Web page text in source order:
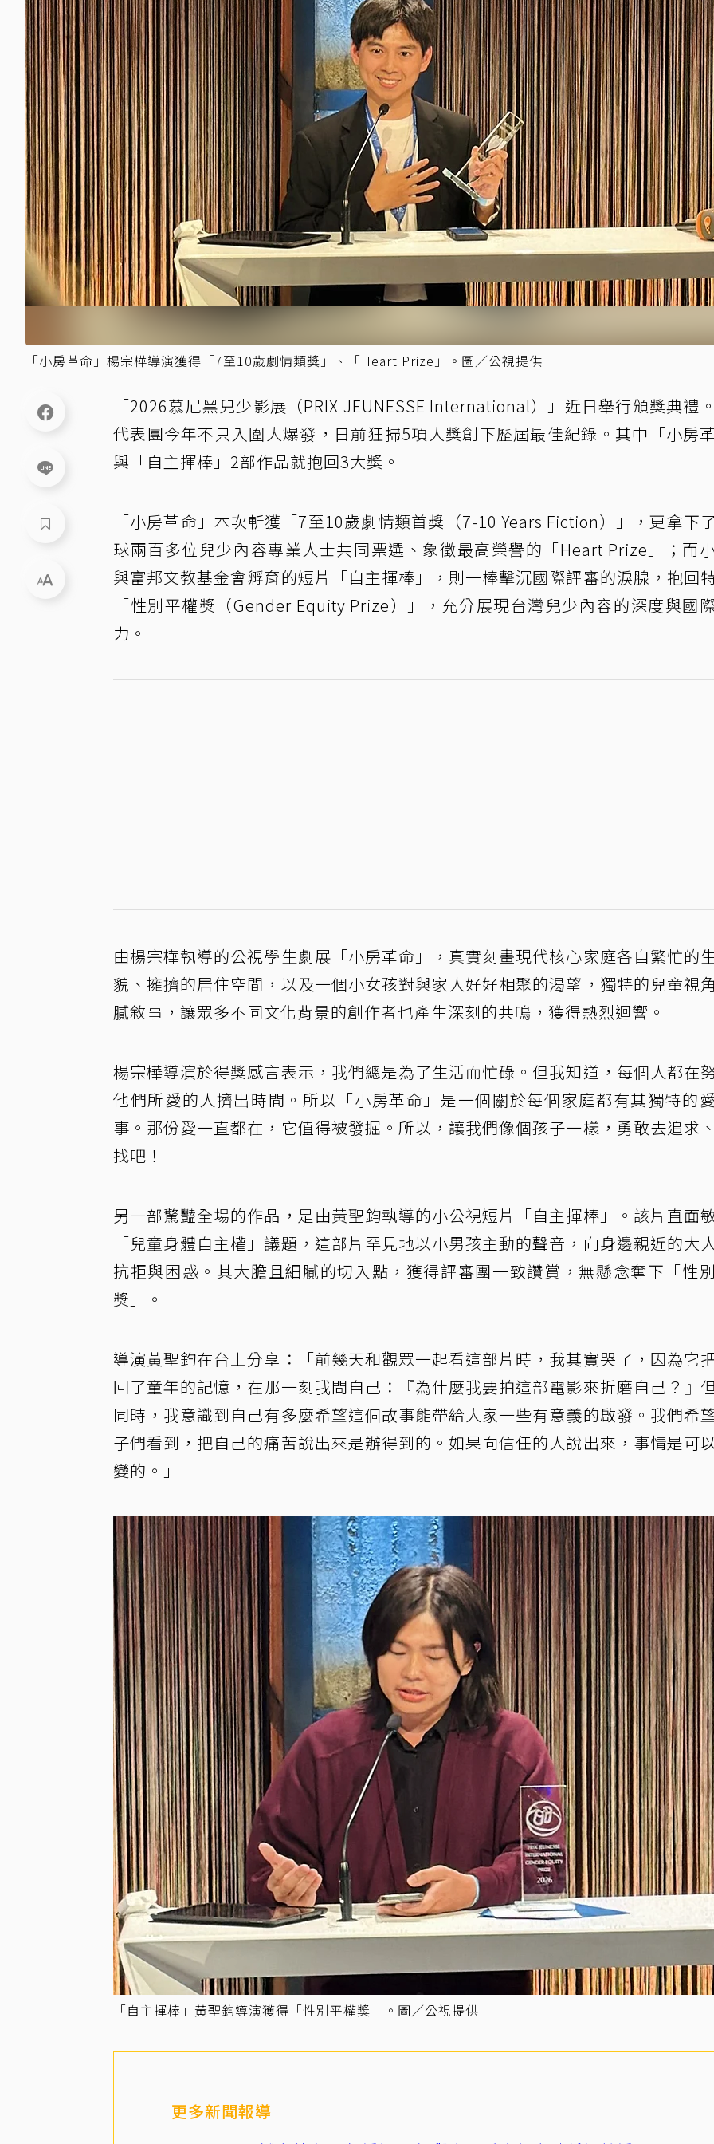
「小房革命」楊宗樺導演獲得「7至10歲劇情類獎」、「Heart Prize」。圖／公視提供
「2026慕尼黑兒少影展（PRIX JEUNESSE International）」近日舉行頒獎典禮
代表團今年不只入圍大爆發，日前狂掃5項大獎創下歷屆最佳紀錄。其中「小房革
與「自主揮棒」2部作品就抱回3大獎。
「小房革命」本次斬獲「7至10歲劇情類首獎（7-10 Years Fiction）」，更拿下
球兩百多位兒少內容專業人士共同票選、象徵最高榮譽的「Heart Prize」；而
與富邦文教基金會孵育的短片「自主揮棒」，則一棒擊沉國際評審的淚腺，抱回
「性別平權獎（Gender Equity Prize）」，充分展現台灣兒少內容的深度與國
力。
由楊宗樺執導的公視學生劇展「小房革命」，真實刻畫現代核心家庭各自繁忙的
貌、擁擠的居住空間，以及一個小女孩對與家人好好相聚的渴望，獨特的兒童視
膩敘事，讓眾多不同文化背景的創作者也產生深刻的共鳴，獲得熱烈迴響。
楊宗樺導演於得獎感言表示，我們總是為了生活而忙碌。但我知道，每個人都在
他們所愛的人擠出時間。所以「小房革命」是一個關於每個家庭都有其獨特的
事。那份愛一直都在，它值得被發掘。所以，讓我們像個孩子一樣，勇敢去追求
找吧！
另一部驚豔全場的作品，是由黃聖鈞執導的小公視短片「自主揮棒」。該片直面
「兒童身體自主權」議題，這部片罕見地以小男孩主動的聲音，向身邊親近的大
抗拒與困惑。其大膽且細膩的切入點，獲得評審團一致讚賞，無懸念奪下「性
獎」。
導演黃聖鈞在台上分享：「前幾天和觀眾一起看這部片時，我其實哭了，因為它
回了童年的記憶，在那一刻我問自己：『為什麼我要拍這部電影來折磨自己？』
同時，我意識到自己有多麼希望這個故事能帶給大家一些有意義的啟發。我們希
子們看到，把自己的痛苦說出來是辦得到的。如果向信任的人說出來，事情是可
變的。」
「自主揮棒」黃聖鈞導演獲得「性別平權獎」。圖／公視提供
更多新聞報導